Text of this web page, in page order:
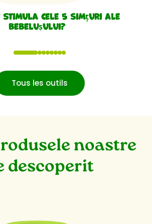
stimula cele 5 simțuri ale
bebelușului?
1 2345678
Tous les outils
noastre
descoperit